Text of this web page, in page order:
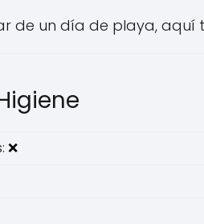
de un día de playa,
❌